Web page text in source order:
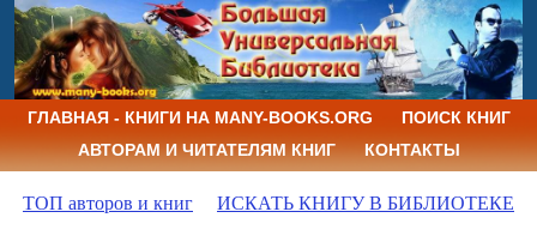
ГЛАВНАЯ - КНИГИ НА MANY-BOOKS.ORG
ПОИСК КНИГ
АВТОРАМ И ЧИТАТЕЛЯМ КНИГ
КОНТАКТЫ
ТОП авторов и книг ИСКАТЬ КНИГУ В БИБЛИОТЕКЕ